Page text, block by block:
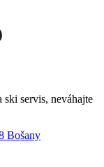
servis, neváhajte
Bošany